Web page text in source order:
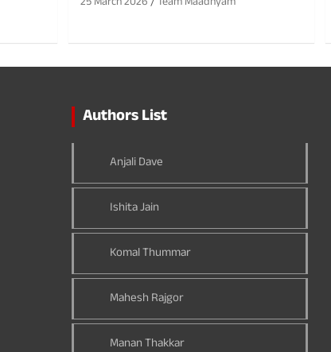
Authors List
Anjali Dave
Ishita Jain
Komal Thummar
Mahesh Rajgor
Manan Thakkar